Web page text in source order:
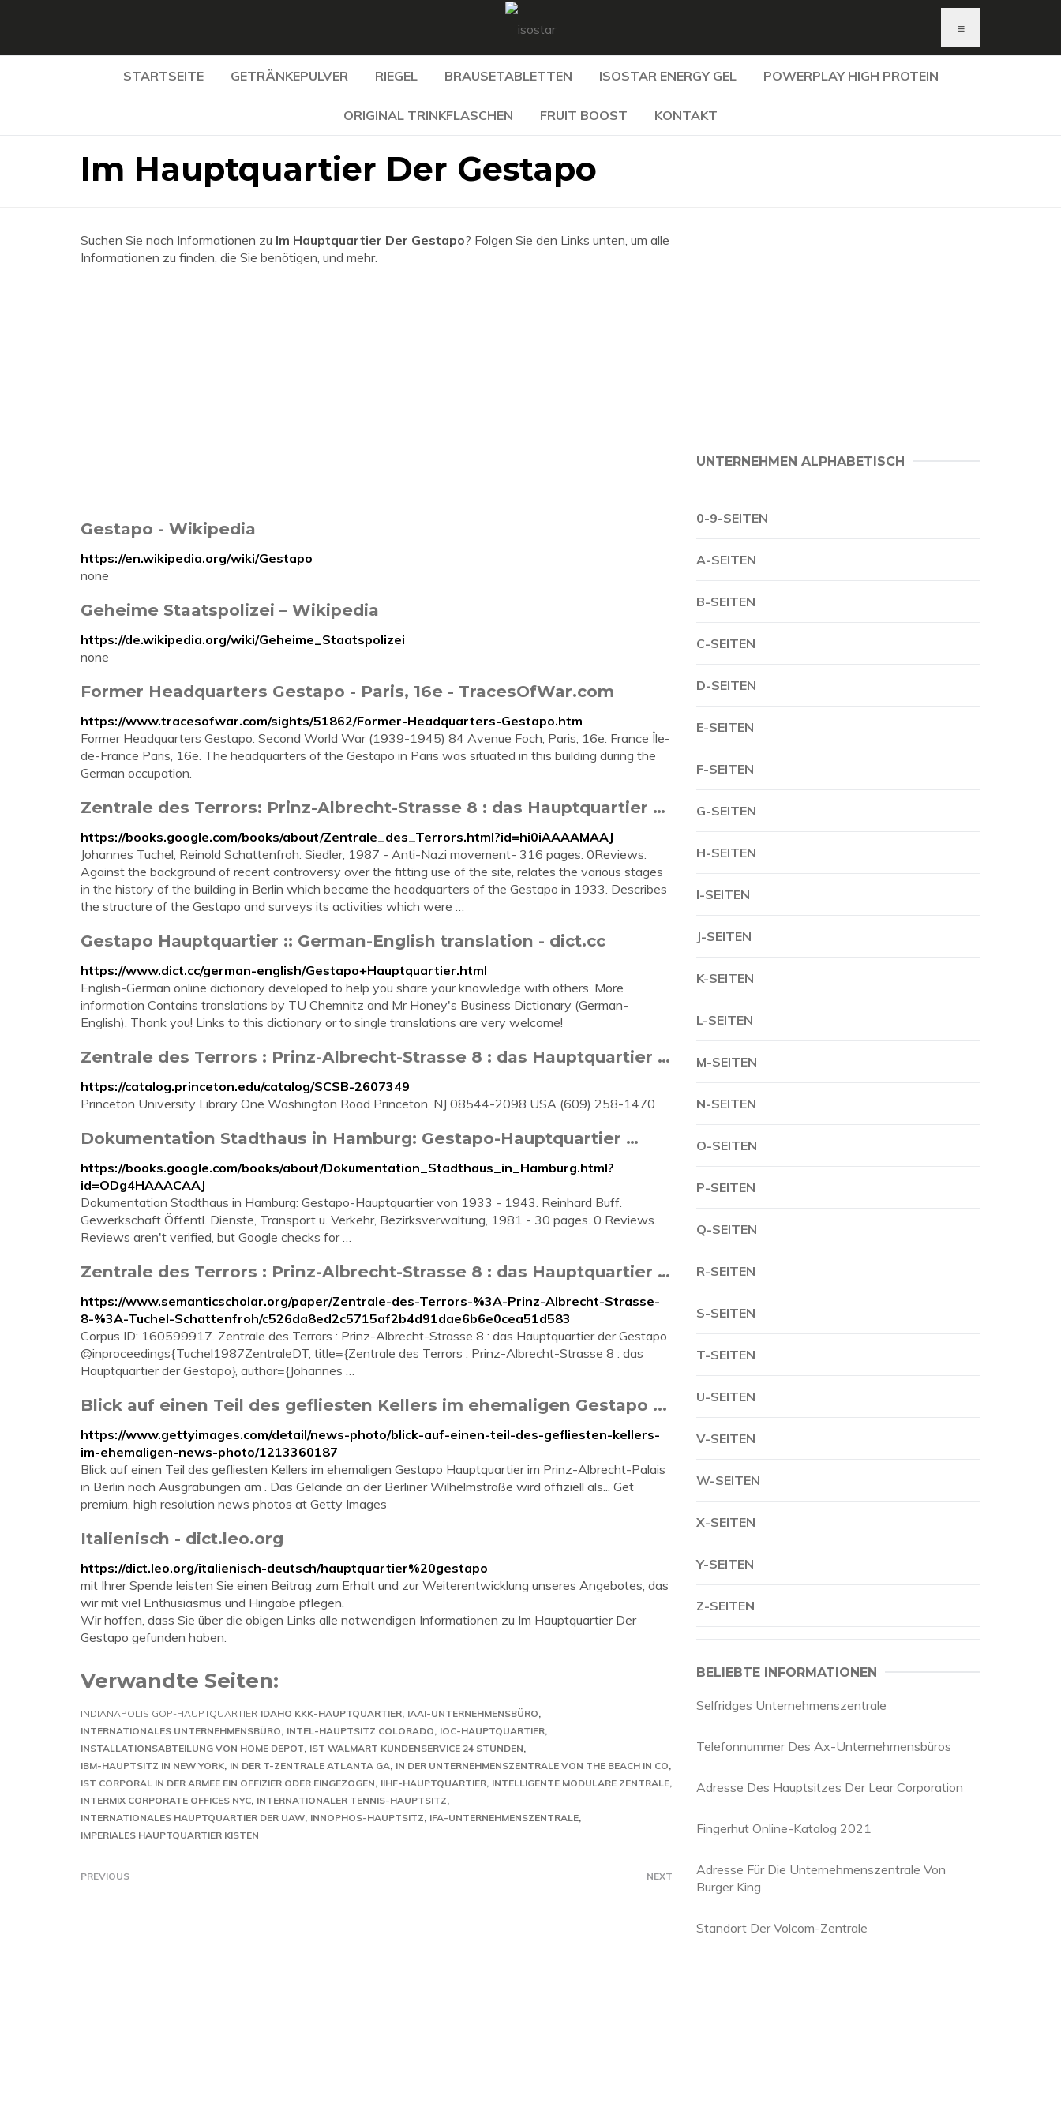
≡
STARTSEITE GETRÄNKEPULVER RIEGEL BRAUSETABLETTEN ISOSTAR ENERGY GEL POWERPLAY HIGH PROTEIN
ORIGINAL TRINKFLASCHEN FRUIT BOOST KONTAKT
Im Hauptquartier Der Gestapo
Suchen Sie nach Informationen zu Im Hauptquartier Der Gestapo? Folgen Sie den Links unten, um alle
Informationen zu finden, die Sie benötigen, und mehr.
Gestapo - Wikipedia
https://en.wikipedia.org/wiki/Gestapo
none
Geheime Staatspolizei – Wikipedia
https://de.wikipedia.org/wiki/Geheime_Staatspolizei
none
Former Headquarters Gestapo - Paris, 16e - TracesOfWar.com
https://www.tracesofwar.com/sights/51862/Former-Headquarters-Gestapo.htm
Former Headquarters Gestapo. Second World War (1939-1945) 84 Avenue Foch, Paris, 16e. France Île-
de-France Paris, 16e. The headquarters of the Gestapo in Paris was situated in this building during the
German occupation.
Zentrale des Terrors: Prinz-Albrecht-Strasse 8 : das Hauptquartier …
https://books.google.com/books/about/Zentrale_des_Terrors.html?id=hi0iAAAAMAAJ
Johannes Tuchel, Reinold Schattenfroh. Siedler, 1987 - Anti-Nazi movement- 316 pages. 0Reviews.
Against the background of recent controversy over the fitting use of the site, relates the various stages
in the history of the building in Berlin which became the headquarters of the Gestapo in 1933. Describes
the structure of the Gestapo and surveys its activities which were …
Gestapo Hauptquartier :: German-English translation - dict.cc
https://www.dict.cc/german-english/Gestapo+Hauptquartier.html
English-German online dictionary developed to help you share your knowledge with others. More
information Contains translations by TU Chemnitz and Mr Honey's Business Dictionary (German-
English). Thank you! Links to this dictionary or to single translations are very welcome!
Zentrale des Terrors : Prinz-Albrecht-Strasse 8 : das Hauptquartier …
https://catalog.princeton.edu/catalog/SCSB-2607349
Princeton University Library One Washington Road Princeton, NJ 08544-2098 USA (609) 258-1470
Dokumentation Stadthaus in Hamburg: Gestapo-Hauptquartier …
https://books.google.com/books/about/Dokumentation_Stadthaus_in_Hamburg.html?
id=ODg4HAAACAAJ
Dokumentation Stadthaus in Hamburg: Gestapo-Hauptquartier von 1933 - 1943. Reinhard Buff.
Gewerkschaft Öffentl. Dienste, Transport u. Verkehr, Bezirksverwaltung, 1981 - 30 pages. 0 Reviews.
Reviews aren't verified, but Google checks for …
Zentrale des Terrors : Prinz-Albrecht-Strasse 8 : das Hauptquartier …
https://www.semanticscholar.org/paper/Zentrale-des-Terrors-%3A-Prinz-Albrecht-Strasse-
8-%3A-Tuchel-Schattenfroh/c526da8ed2c5715af2b4d91dae6b6e0cea51d583
Corpus ID: 160599917. Zentrale des Terrors : Prinz-Albrecht-Strasse 8 : das Hauptquartier der Gestapo
@inproceedings{Tuchel1987ZentraleDT, title={Zentrale des Terrors : Prinz-Albrecht-Strasse 8 : das
Hauptquartier der Gestapo}, author={Johannes …
Blick auf einen Teil des gefliesten Kellers im ehemaligen Gestapo ...
https://www.gettyimages.com/detail/news-photo/blick-auf-einen-teil-des-gefliesten-kellers-
im-ehemaligen-news-photo/1213360187
Blick auf einen Teil des gefliesten Kellers im ehemaligen Gestapo Hauptquartier im Prinz-Albrecht-Palais
in Berlin nach Ausgrabungen am . Das Gelände an der Berliner Wilhelmstraße wird offiziell als... Get
premium, high resolution news photos at Getty Images
Italienisch - dict.leo.org
https://dict.leo.org/italienisch-deutsch/hauptquartier%20gestapo
mit Ihrer Spende leisten Sie einen Beitrag zum Erhalt und zur Weiterentwicklung unseres Angebotes, das
wir mit viel Enthusiasmus und Hingabe pflegen.
Wir hoffen, dass Sie über die obigen Links alle notwendigen Informationen zu Im Hauptquartier Der
Gestapo gefunden haben.
Verwandte Seiten:
INDIANAPOLIS GOP-HAUPTQUARTIER IDAHO KKK-HAUPTQUARTIER IAAI-UNTERNEHMENSBÜRO
INTERNATIONALES UNTERNEHMENSBÜRO INTEL-HAUPTSITZ COLORADO IOC-HAUPTQUARTIER
INSTALLATIONSABTEILUNG VON HOME DEPOT IST WALMART KUNDENSERVICE 24 STUNDEN
IBM-HAUPTSITZ IN NEW YORK IN DER T-ZENTRALE ATLANTA GA IN DER UNTERNEHMENSZENTRALE VON THE BEACH IN CO
IST CORPORAL IN DER ARMEE EIN OFFIZIER ODER EINGEZOGEN IIHF-HAUPTQUARTIER INTELLIGENTE MODULARE ZENTRALE
INTERMIX CORPORATE OFFICES NYC INTERNATIONALER TENNIS-HAUPTSITZ
INTERNATIONALES HAUPTQUARTIER DER UAW INNOPHOS-HAUPTSITZ IFA-UNTERNEHMENSZENTRALE
IMPERIALES HAUPTQUARTIER KISTEN
PREVIOUS NEXT
UNTERNEHMEN ALPHABETISCH
0-9-SEITEN
A-SEITEN
B-SEITEN
C-SEITEN
D-SEITEN
E-SEITEN
F-SEITEN
G-SEITEN
H-SEITEN
I-SEITEN
J-SEITEN
K-SEITEN
L-SEITEN
M-SEITEN
N-SEITEN
O-SEITEN
P-SEITEN
Q-SEITEN
R-SEITEN
S-SEITEN
T-SEITEN
U-SEITEN
V-SEITEN
W-SEITEN
X-SEITEN
Y-SEITEN
Z-SEITEN
BELIEBTE INFORMATIONEN
Selfridges Unternehmenszentrale
Telefonnummer Des Ax-Unternehmensbüros
Adresse Des Hauptsitzes Der Lear Corporation
Fingerhut Online-Katalog 2021
Adresse Für Die Unternehmenszentrale Von
Burger King
Standort Der Volcom-Zentrale